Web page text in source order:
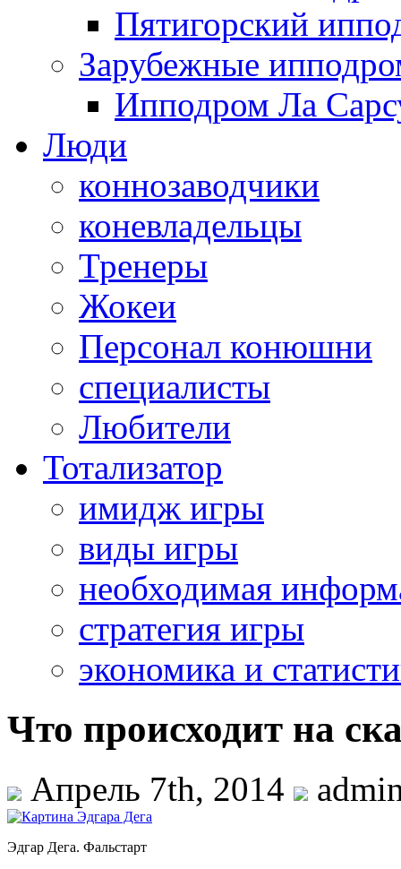
Пятигорский
Зарубежные
Ипподром Ла
Люди
коннозаводчики
коневладельцы
Тренеры
Жокеи
Персонал конюшни
специалисты
Любители
Тотализатор
имидж игры
виды игры
необходимая
стратегия игры
экономика и
Что происходит на
Апрель 7th, 2014
Эдгар Дега. Фальстарт